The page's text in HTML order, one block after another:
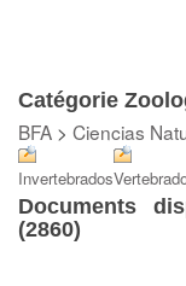
Catégorie
BFA > Ciencias
Invertebrados
Documents
(2860)